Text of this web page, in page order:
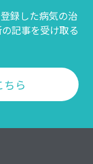
録した病気の治
記事を受け取る
ちら